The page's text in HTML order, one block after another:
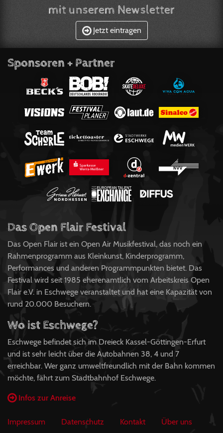
mit unserem Newsletter
Jetzt eintragen
Sponsoren + Partner
Das Open Flair Festival
Das Open Flair ist ein Open Air Musikfestival, das noch ein
Rahmenprogramm aus Kleinkunst, Kinderprogramm,
Performances und anderen Programmpunkten bietet. Das
Festival wird seit 1985 eherenamtlich vom Arbeitskreis Open
Flair e.V. in Eschwege veranstaltet und hat eine Kapazität von
rund 20.000 Besuchern.
Wo ist Eschwege?
Eschwege befindet sich im Dreieck Kassel-Göttingen-Erfurt
und ist sehr leicht über die Autobahnen 38, 4 und 7
erreichbar. Wer ganz umweltfreundlich mit der Bahn kommen
möchte, fährt zum Stadtbahnhof Eschwege.
Infos zur Anreise
Impressum Datenschutz Kontakt Über uns